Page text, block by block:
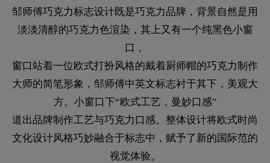
邹师傅巧克力标志设计既是巧克力品牌，背景自然是用
淡淡清醇的巧克力色渲染，其上又有一个纯黑色小窗
口，
窗口站着一位欧式打扮风格的戴着厨师帽的巧克力制作
大师的简笔形象，邹师傅中英文标志衬于其下，美观大
方。小窗口下“欧式工艺，曼妙口感”
道出品牌制作工艺与巧克力口感。整体设计将欧式时尚
文化设计风格巧妙融合于标志中，赋予了新的国际范的
视觉体验。